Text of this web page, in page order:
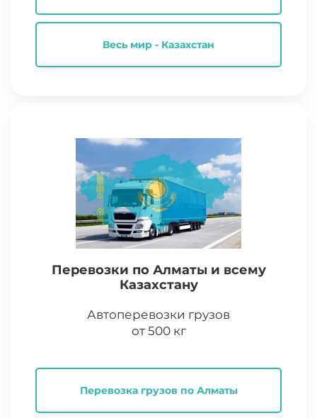
Весь мир - Казахстан
Перевозки по Алматы и всему
Казахстану
Автоперевозки грузов
от 500 кг
Перевозка грузов по Алматы